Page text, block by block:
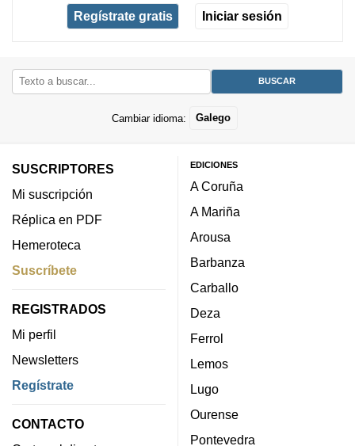
Regístrate gratis Iniciar sesión
Cambiar idioma: Galego
SUSCRIPTORES
Mi suscripción
Réplica en PDF
Hemeroteca
Suscríbete
REGISTRADOS
Mi perfil
Newsletters
Regístrate
CONTACTO
EDICIONES
A Coruña
A Mariña
Arousa
Barbanza
Carballo
Deza
Ferrol
Lemos
Lugo
Ourense
Pontevedra